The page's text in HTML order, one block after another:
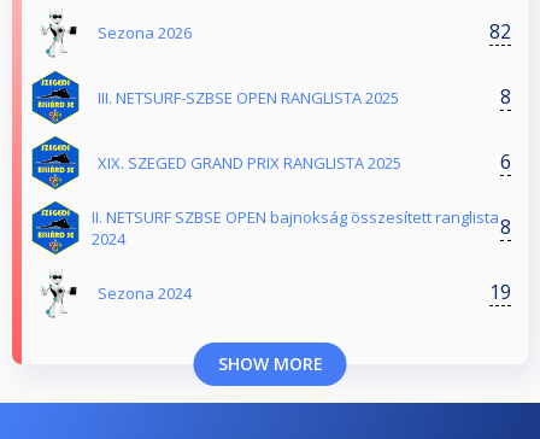
Sezona 2026 82
III. NETSURF-SZBSE OPEN RANGLISTA 2025 8
XIX. SZEGED GRAND PRIX RANGLISTA 2025 6
II. NETSURF SZBSE OPEN bajnokság összesített ranglista
2024
8
Sezona 2024 19
SHOW MORE